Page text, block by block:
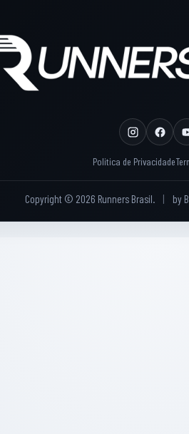
Politica de Privacidade
Copyright © 2026 Runners Brasil. | by